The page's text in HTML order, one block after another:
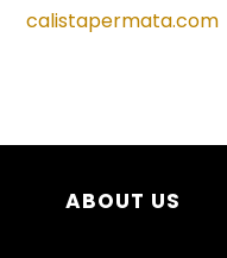
calistapermata.com
ABOUT US